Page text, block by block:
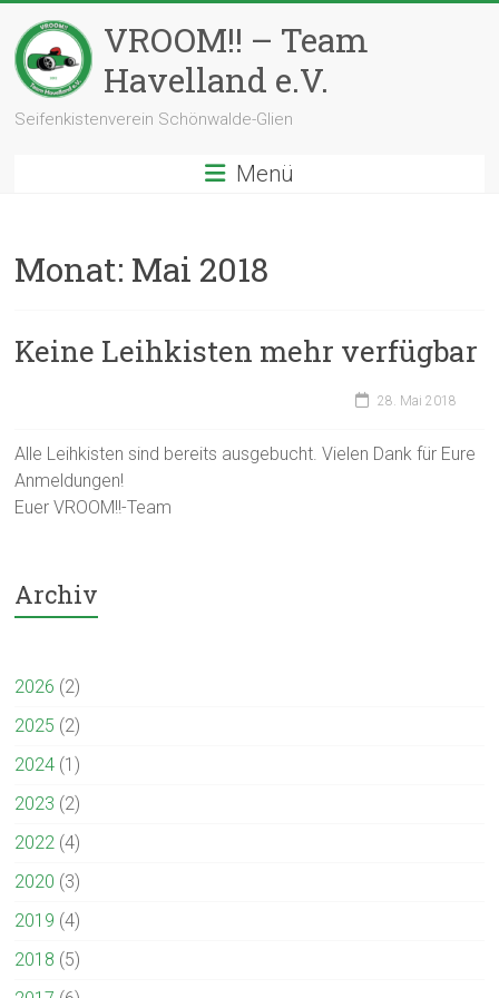
Inhalt
springen
VROOM!! – Team
Havelland e.V.
Seifenkistenverein Schönwalde-Glien
Menü
Monat: Mai 2018
Keine Leihkisten mehr verfügbar
28. Mai 2018
Alle Leihkisten sind bereits ausgebucht. Vielen Dank für Eure
Anmeldungen!
Euer VROOM!!-Team
Archiv
2026 (2)
2025 (2)
2024 (1)
2023 (2)
2022 (4)
2020 (3)
2019 (4)
2018 (5)